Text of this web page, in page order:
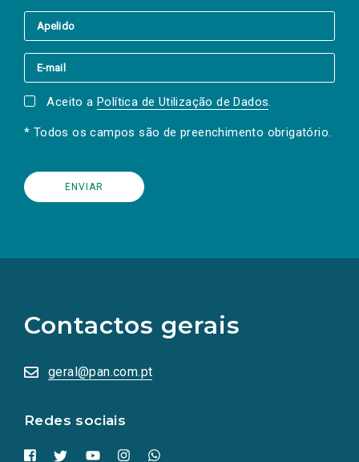
Aceito a Política de Utilização de Dados.
* Todos os campos são de preenchimento obrigatório.
Contactos gerais
geral@pan.com.pt
Redes sociais
redes
sociais
numa
nova